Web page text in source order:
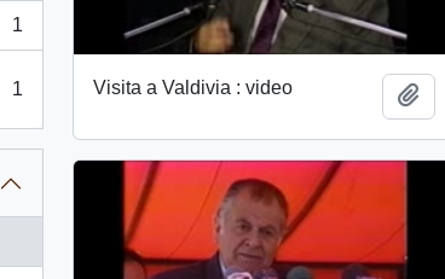
1
1 Visita a Valdivia : video